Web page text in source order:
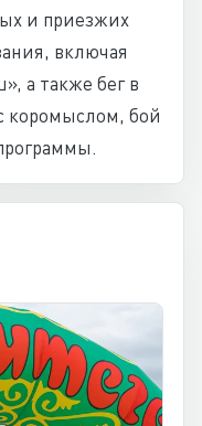
и приезжих
включая
а также бег в
коромыслом, бой